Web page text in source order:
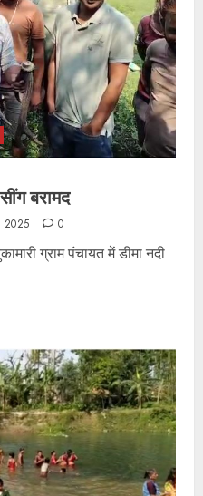
बरामद
2025 0
ग्राम पंचायत में डीमा नदी